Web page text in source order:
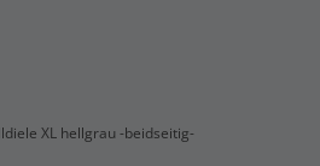
XL hellgrau -beidseitig-